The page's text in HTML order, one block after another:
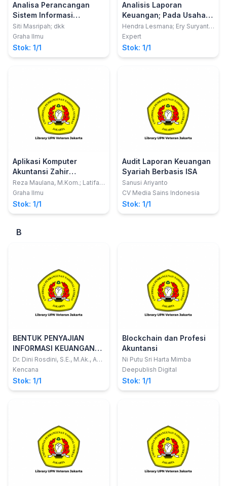
Analisa Perancangan
Sistem Informasi
Akuntansi
Siti Masripah; dkk
Graha Ilmu
Stok: 1/1
Analisis Laporan
Keuangan; Pada Usaha
Mikro Kecil Menengah
Hendra Lesmana; Ery Suryanti;
Husni Mubarok
Expert
Stok: 1/1
Aplikasi Komputer
Akuntansi Zahir
Accounting 5.1
Reza Maulana, M.Kom.; Latifah,
SE., MM.; Wanty Eka Jayanti,
Graha Ilmu
Stok: 1/1
Audit Laporan Keuangan
Syariah Berbasis ISA
Sanusi Ariyanto
CV Media Sains Indonesia
Stok: 1/1
B
BENTUK PENYAJIAN
INFORMASI KEUANGAN
DALAM PENGAMBILAN
KEPUTUSAN
Dr. Dini Rosdini, S.E., M.Ak., Ak.;
dkk
Kencana
Stok: 1/1
Blockchain dan Profesi
Akuntansi
Ni Putu Sri Harta Mimba
Deepublish Digital
Stok: 1/1